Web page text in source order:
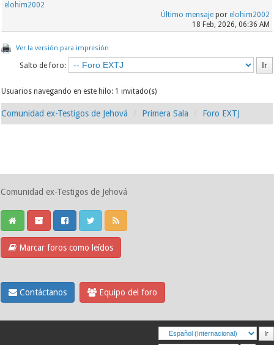
elohim2002
Último mensajepor elohim2002
18 Feb, 2026, 06:36 AM
Ver la versión para impresión
Salto de foro:
Usuarios navegando en este hilo: 1 invitado(s)
Comunidad ex-Testigos de Jehová Primera Sala Foro EXTJ
Comunidad ex-Testigos de Jehová
Marcar foros como leídos
Contáctanos Equipo del foro